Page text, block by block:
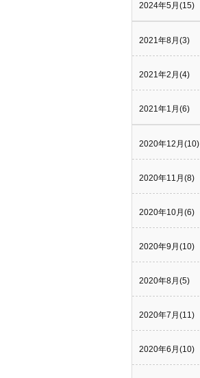
2024年5月(15)
2021年8月(3)
2021年2月(4)
2021年1月(6)
2020年12月(10)
2020年11月(8)
2020年10月(6)
2020年9月(10)
2020年8月(5)
2020年7月(11)
2020年6月(10)